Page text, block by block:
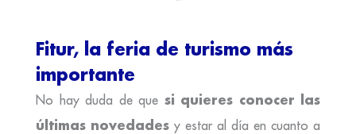
Fitur, la feria de turismo más
importante
No hay duda de que si quieres conocer las
últimas novedades y estar al día en cuanto a